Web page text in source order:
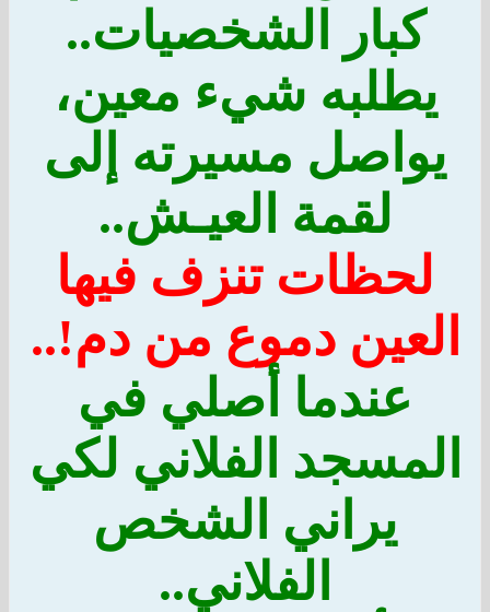
كبار الشخصيات..
يطلبه شيء معين،
يواصل مسيرته إلى
لقمة العيـش..
لحظات تنزف فيها
العين دموع من دم!..
عندما أصلي في
المسجد الفلاني لكي
يراني الشخص
الفلاني..